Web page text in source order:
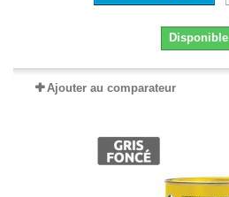
Disponible
Ajouter au comparateur